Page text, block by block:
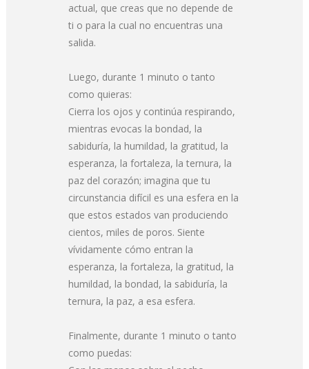
actual, que creas que no depende de
ti o para la cual no encuentras una
salida.
Luego, durante 1 minuto o tanto
como quieras:
Cierra los ojos y continúa respirando,
mientras evocas la bondad, la
sabiduría, la humildad, la gratitud, la
esperanza, la fortaleza, la ternura, la
paz del corazón; imagina que tu
circunstancia difícil es una esfera en la
que estos estados van produciendo
cientos, miles de poros. Siente
vívidamente cómo entran la
esperanza, la fortaleza, la gratitud, la
humildad, la bondad, la sabiduría, la
ternura, la paz, a esa esfera.
Finalmente, durante 1 minuto o tanto
como puedas: